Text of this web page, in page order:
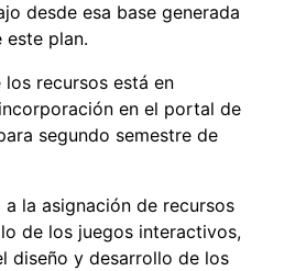
desde esa base generada
este plan.
recursos está en
en el portal de
segundo semestre de
a la asignación de recursos
de los juegos interactivos,
diseño y desarrollo de los